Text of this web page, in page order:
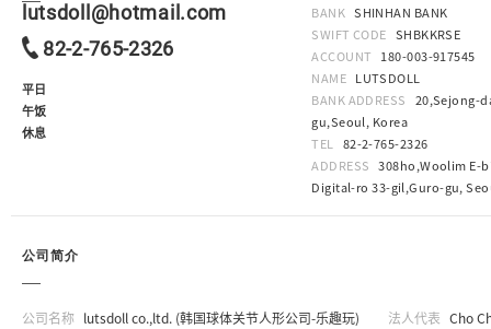
lutsdoll@hotmail.com
82-2-765-2326
平日
午饭
休息
BANK SHINHAN BANK
SWIFT CODE SHBKKRSE
ACCOUNT 180-003-917545
NAME LUTSDOLL
BANK ADDRESS 20,Sejong-
gu,Seoul, Korea
TEL 82-2-765-2326
ADDRESS 308ho,Woolim E-
Digital-ro 33-gil,Guro-gu,
公司简介
公司名称 lutsdoll co.,ltd. (韩国球体关节人形公司-乐趣玩) 法人代表 Cho